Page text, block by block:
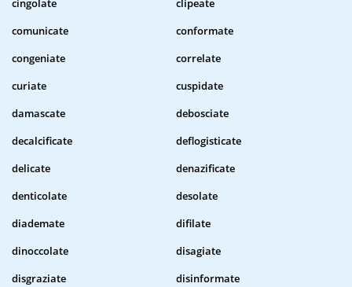
cingolate
clipeate
comunicate
conformate
congeniate
correlate
curiate
cuspidate
damascate
debosciate
decalcificate
deflogisticate
delicate
denazificate
denticolate
desolate
diademate
difilate
dinoccolate
disagiate
disgraziate
disinformate